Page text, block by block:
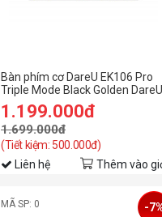
Bàn phím cơ DareU EK106 Pro
Triple Mode Black Golden DareU
Cloud switch
1.199.000đ
1.699.000đ
(Tiết kiệm: 500.000đ)
Liên hệ Thêm vào
MÃ SP: 0 -